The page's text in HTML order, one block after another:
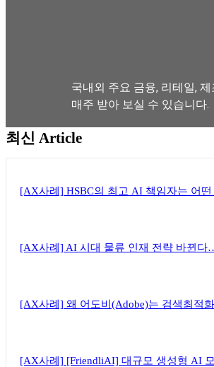
국내외 주요 금융, 리테일,
매주 받아 보실 수 있습니다.
최신 Article
[AX사례] HSBC의 최고 AI 책임자는 어
[AX사례] AI 시대 물류 인재 전략 바뀐다
[AX사례] 왜 어도비(Adobe)는 검색최적
[AX사례] [FriendliAI] 대규모 생성형 AI